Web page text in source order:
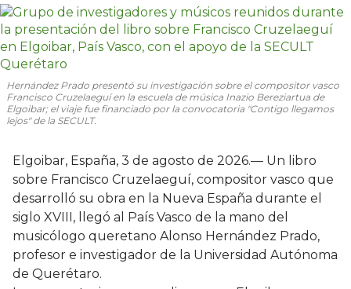
Hernández Prado presentó su investigación sobre el compositor vasco
Francisco Cruzelaeguí en la escuela de música Inazio Bereziartua de
Elgoibar; el viaje fue financiado por la convocatoria "Contigo llegamos
lejos" de la SECULT.
Elgoibar, España, 3 de agosto de 2026.— Un libro
sobre Francisco Cruzelaeguí, compositor vasco que
desarrolló su obra en la Nueva España durante el
siglo XVIII, llegó al País Vasco de la mano del
musicólogo queretano Alonso Hernández Prado,
profesor e investigador de la Universidad Autónoma
de Querétaro.